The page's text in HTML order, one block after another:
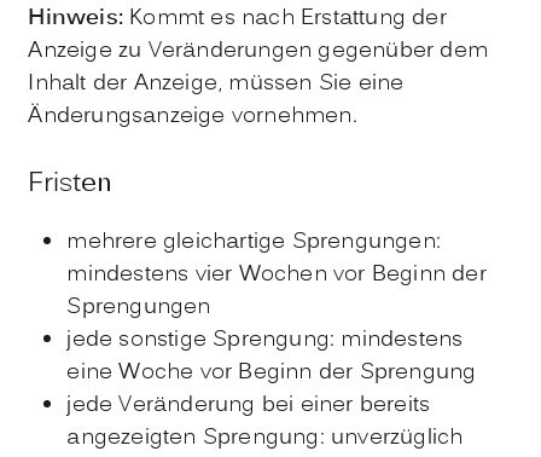
Hinweis: Kommt es nach Erstattung der
Anzeige zu Veränderungen gegenüber dem
Inhalt der Anzeige, müssen Sie eine
Änderungsanzeige vornehmen.
Fristen
mehrere gleichartige Sprengungen:
mindestens vier Wochen vor Beginn der
Sprengungen
jede sonstige Sprengung: mindestens
eine Woche vor Beginn der Sprengung
jede Veränderung bei einer bereits
angezeigten Sprengung: unverzüglich